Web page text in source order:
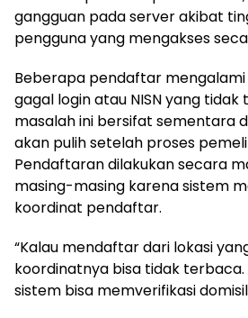
gangguan pada server akibat
pengguna yang mengakses
Beberapa pendaftar
gagal login atau NISN yang tidak
masalah ini bersifat sementara
akan pulih setelah proses
Pendaftaran dilakukan secara
masing-masing karena sistem
koordinat pendaftar.
“Kalau mendaftar dari lokasi
koordinatnya bisa tidak
sistem bisa memverifikasi